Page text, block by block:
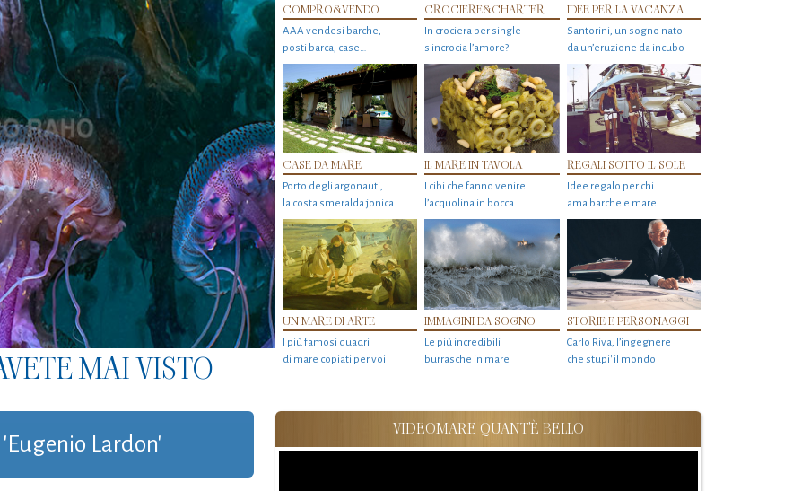
MAI VISTO
COMPRO&VENDO
AAA vendesi barche,
posti barca, case…
CROCIERE&CHARTER
In crociera per single
s'incrocia l’amore?
IDEE PER LA VACANZA
Santorini, un sogno nato
da un’eruzione da incubo
CASE DA MARE
Porto degli argonauti,
la costa smeralda jonica
IL MARE IN TAVOLA
I cibi che fanno venire
l’acquolina in bocca
REGALI SOTTO IL SOLE
Idee regalo per chi
ama barche e mare
UN MARE DI ARTE
I più famosi quadri
di mare copiati per voi
IMMAGINI DA SOGNO
Le più incredibili
burrasche in mare
STORIE E PERSONAGGI
Carlo Riva, l’ingegnere
che stupi' il mondo
Lardon'
VIDEOMARE QUANT'È BELLO